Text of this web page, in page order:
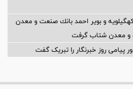
و بویر احمد بانك صنعت و معدن
و معدن شتاب گرفت
پیامی روز خبرنگار را تبریک گفت